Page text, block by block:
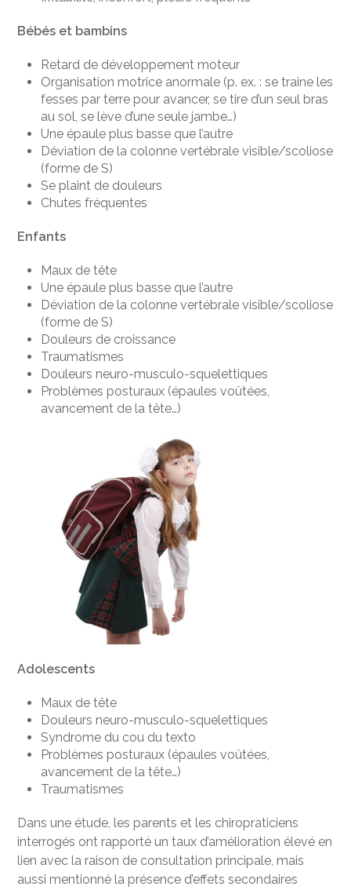
Bébés et bambins
Retard de développement moteur
Organisation motrice anormale (p. ex. : se traine les
fesses par terre pour avancer, se tire d’un seul bras
au sol, se lève d’une seule jambe…)
Une épaule plus basse que l’autre
Déviation de la colonne vertébrale visible/scoliose
(forme de S)
Se plaint de douleurs
Chutes fréquentes
Enfants
Maux de tête
Une épaule plus basse que l’autre
Déviation de la colonne vertébrale visible/scoliose
(forme de S)
Douleurs de croissance
Traumatismes
Douleurs neuro-musculo-squelettiques
Problèmes posturaux (épaules voûtées,
avancement de la tête…)
Adolescents
Maux de tête
Douleurs neuro-musculo-squelettiques
Syndrome du cou du texto
Problèmes posturaux (épaules voûtées,
avancement de la tête…)
Traumatismes
Dans une étude, les parents et les chiropraticiens
interrogés ont rapporté un taux d’amélioration élevé en
lien avec la raison de consultation principale, mais
aussi mentionné la présence d’effets secondaires